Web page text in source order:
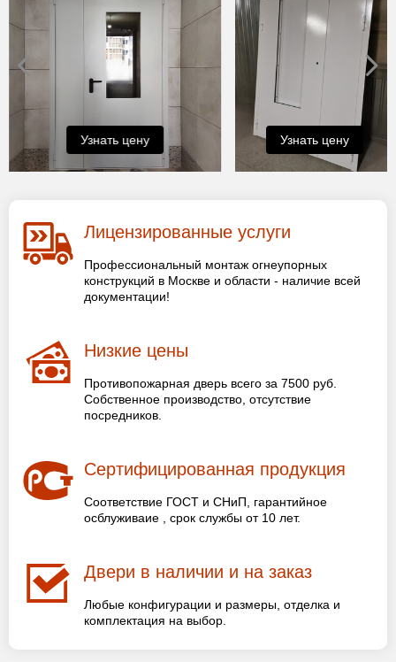
Узнать цену Узнать цену
Лицензированные услуги
Профессиональный монтаж огнеупорных
конструкций в Москве и области - наличие всей
документации!
Низкие цены
Противопожарная дверь всего за 7500 руб.
Собственное производство, отсутствие
посредников.
Сертифицированная продукция
Соответствие ГОСТ и СНиП, гарантийное
осблуживаие , срок службы от 10 лет.
Двери в наличии и на заказ
Любые конфигурации и размеры, отделка и
комплектация на выбор.